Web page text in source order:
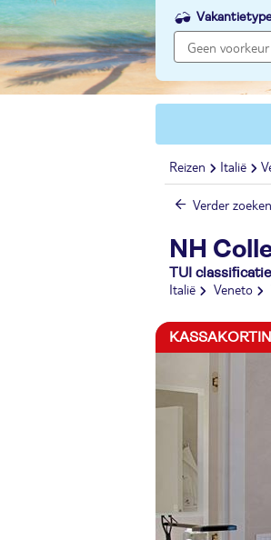
Reizen Italië
Verder zoeken
NH
TUI classificatie
Italië Veneto